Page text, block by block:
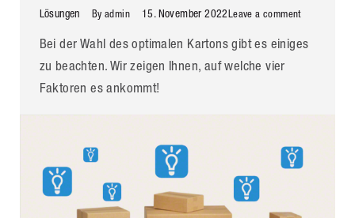
Lösungen By admin 15. November 2022 Leave a comment
Bei der Wahl des optimalen Kartons gibt es einiges
zu beachten. Wir zeigen Ihnen, auf welche vier
Faktoren es ankommt!